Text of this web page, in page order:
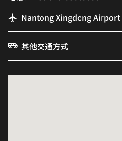
Nantong Xingdong Airport
其他交通方式